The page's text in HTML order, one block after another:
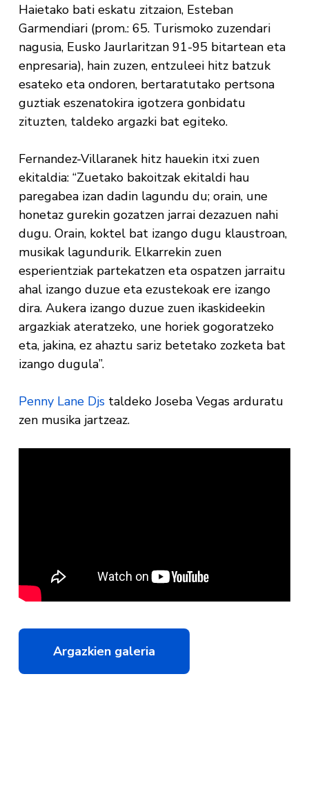
Haietako bati eskatu zitzaion, Esteban
Garmendiari (prom.: 65. Turismoko zuzendari
nagusia, Eusko Jaurlaritzan 91-95 bitartean eta
enpresaria), hain zuzen, entzuleei hitz batzuk
esateko eta ondoren, bertaratutako pertsona
guztiak eszenatokira igotzera gonbidatu
zituzten, taldeko argazki bat egiteko.
Fernandez-Villaranek hitz hauekin itxi zuen
ekitaldia: “Zuetako bakoitzak ekitaldi hau
paregabea izan dadin lagundu du; orain, une
honetaz gurekin gozatzen jarrai dezazuen nahi
dugu. Orain, koktel bat izango dugu klaustroan,
musikak lagundurik. Elkarrekin zuen
esperientziak partekatzen eta ospatzen jarraitu
ahal izango duzue eta ezustekoak ere izango
dira. Aukera izango duzue zuen ikaskideekin
argazkiak ateratzeko, une horiek gogoratzeko
eta, jakina, ez ahaztu sariz betetako zozketa bat
izango dugula”.
Penny Lane Djstaldeko Joseba Vegas arduratu
zen musika jartzeaz.
Argazkien galeria